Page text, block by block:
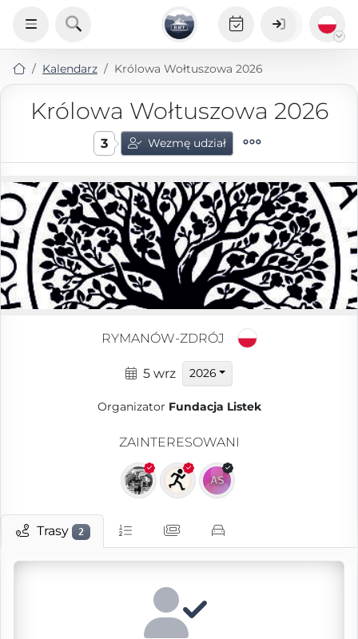
Kalendarz Królowa Wołtuszowa 2026
Królowa Wołtuszowa 2026
3 Wezmę udział
RYMANÓW-ZDRÓJ
5 wrz 2026
Organizator Fundacja Listek
ZAINTERESOWANI
Trasy 2